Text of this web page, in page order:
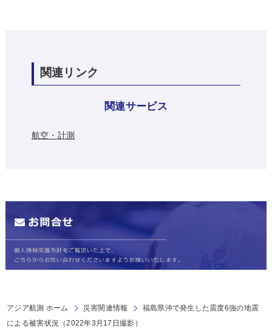
関連リンク
関連サービス
航空・計測
アジア航測 ホーム 災害関連情報
福島県沖で発生した震度6強の地震
による被害状況（2022年3月17日撮影）